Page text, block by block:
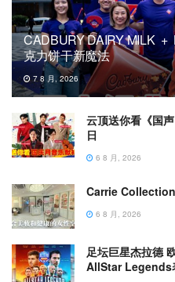
CADBURY DAIRY MILK +
克力饼干新魔法
7 8 月, 2026
云顶送你看《国
日
6 8 月, 2026
Carrie
6 8 月, 2026
足坛巨星杰拉德
AllStar Legends